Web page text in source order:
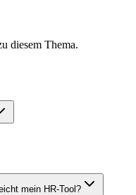
diesem Thema.
mein HR-Tool?